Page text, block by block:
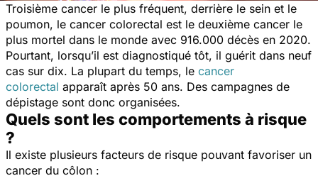
Troisième cancer le plus fréquent, derrière le sein et le
poumon, le cancer colorectal est le deuxième cancer le
plus mortel dans le monde avec 916.000 décès en 2020.
Pourtant, lorsqu’il est diagnostiqué tôt, il guérit dans neuf
cas sur dix. La plupart du temps, le cancer
colorectal apparaît après 50 ans. Des campagnes de
dépistage sont donc organisées.
Quels sont les comportements à risque
?
Il existe plusieurs facteurs de risque pouvant favoriser un
cancer du côlon :